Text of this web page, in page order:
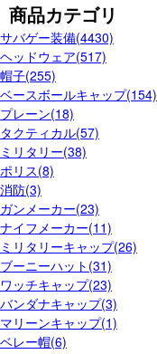
商品カテゴリ
サバゲー装備(4430)
ヘッドウェア(517)
帽子(255)
ベースボールキャップ(154)
プレーン(18)
タクティカル(57)
ミリタリー(38)
ポリス(8)
消防(3)
ガンメーカー(23)
ナイフメーカー(11)
ミリタリーキャップ(26)
ブーニーハット(31)
ワッチキャップ(23)
バンダナキャップ(3)
マリーンキャップ(1)
ベレー帽(6)